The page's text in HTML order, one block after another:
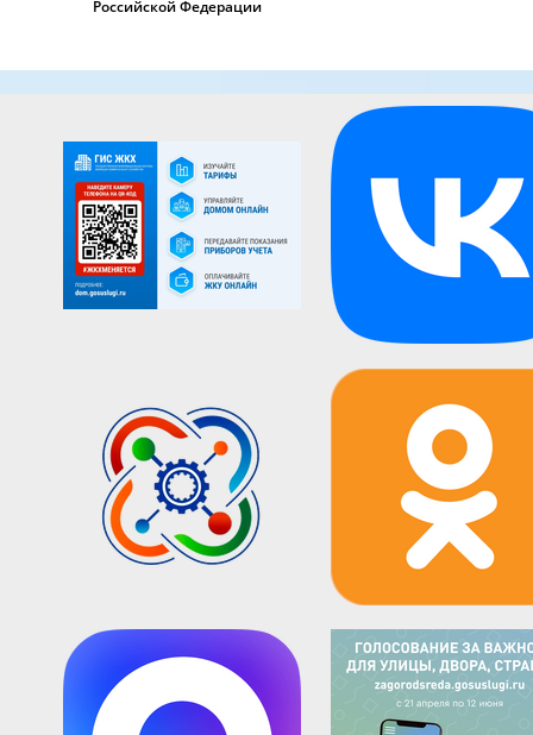
Российской Федерации